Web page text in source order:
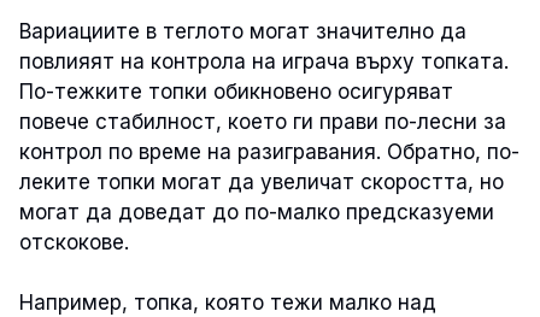
Вариациите в теглото могат значително да
повлияят на контрола на играча върху топката.
По-тежките топки обикновено осигуряват
повече стабилност, което ги прави по-лесни за
контрол по време на разигравания. Обратно, по-
леките топки могат да увеличат скоростта, но
могат да доведат до по-малко предсказуеми
отскокове.
Например, топка, която тежи малко над